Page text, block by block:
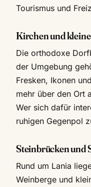
Tourismus und
Kirchen und
Die orthodoxe
der Umgebung
Fresken, Ikonen
mehr über den Ort
Wer sich dafür
ruhigen Gegenpol
Steinbrücken und
Rund um Lania
Weinberge und